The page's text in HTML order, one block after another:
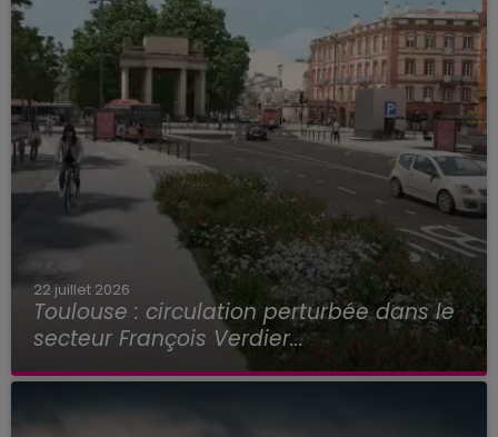
22 juillet 2026
Toulouse : circulation perturbée dans le
secteur François Verdier...